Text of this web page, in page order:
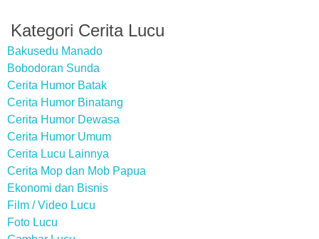
Kategori Cerita Lucu
Bakusedu Manado
Bobodoran Sunda
Cerita Humor Batak
Cerita Humor Binatang
Cerita Humor Dewasa
Cerita Humor Umum
Cerita Lucu Lainnya
Cerita Mop dan Mob Papua
Ekonomi dan Bisnis
Film / Video Lucu
Foto Lucu